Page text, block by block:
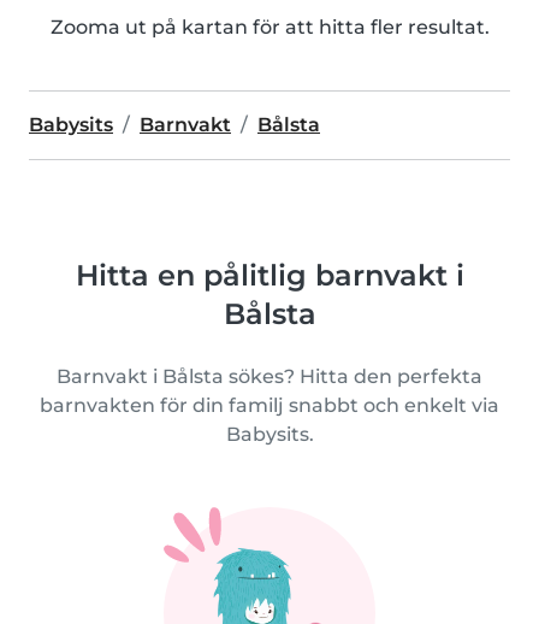
Zooma ut på kartan för att hitta fler resultat.
Babysits Barnvakt Bålsta
Hitta en pålitlig barnvakt i
Bålsta
Barnvakt i Bålsta sökes? Hitta den perfekta
barnvakten för din familj snabbt och enkelt via
Babysits.